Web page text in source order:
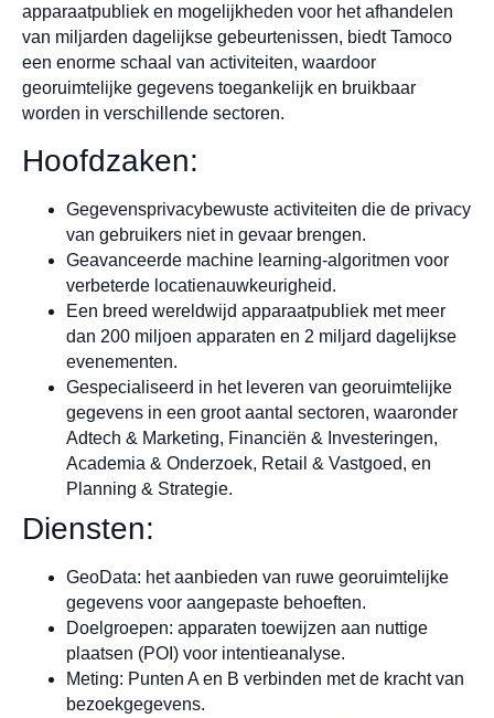
apparaatpubliek en mogelijkheden voor het afhandelen
van miljarden dagelijkse gebeurtenissen, biedt Tamoco
een enorme schaal van activiteiten, waardoor
georuimtelijke gegevens toegankelijk en bruikbaar
worden in verschillende sectoren.
Hoofdzaken:
Gegevensprivacybewuste activiteiten die de privacy
van gebruikers niet in gevaar brengen.
Geavanceerde machine learning-algoritmen voor
verbeterde locatienauwkeurigheid.
Een breed wereldwijd apparaatpubliek met meer
dan 200 miljoen apparaten en 2 miljard dagelijkse
evenementen.
Gespecialiseerd in het leveren van georuimtelijke
gegevens in een groot aantal sectoren, waaronder
Adtech & Marketing, Financiën & Investeringen,
Academia & Onderzoek, Retail & Vastgoed, en
Planning & Strategie.
Diensten:
GeoData: het aanbieden van ruwe georuimtelijke
gegevens voor aangepaste behoeften.
Doelgroepen: apparaten toewijzen aan nuttige
plaatsen (POI) voor intentieanalyse.
Meting: Punten A en B verbinden met de kracht van
bezoekgegevens.